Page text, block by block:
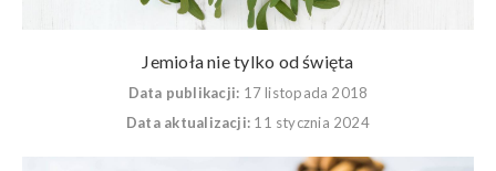
Jemioła nie tylko od święta
Data publikacji: 17 listopada 2018
Data aktualizacji: 11 stycznia 2024